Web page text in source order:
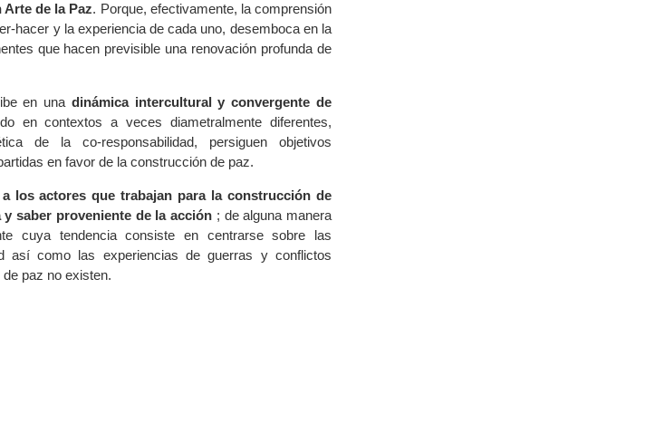
de la Paz. Porque, efectivamente, la comprensión
hacer y la experiencia de cada uno, desemboca en la
que hacen previsible una renovación profunda de
en una dinámica intercultural y convergente de
en contextos a veces diametralmente diferentes,
de la co-responsabilidad, persiguen objetivos
en favor de la construcción de paz.
los actores que trabajan para la construcción de
saber proveniente de la acción ; de alguna manera
cuya tendencia consiste en centrarse sobre las
así como las experiencias de guerras y conflictos
paz no existen.